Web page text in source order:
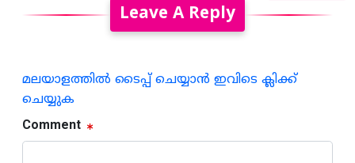
Leave A Reply
മലയാളത്തില്‍ ടൈപ്പ് ചെയ്യാന്‍ ഇവിടെ ക്ലിക്ക്
ചെയ്യുക
Comment